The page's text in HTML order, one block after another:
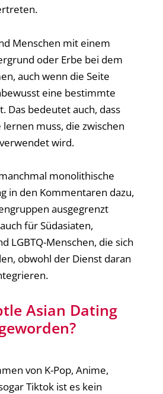
Menschen mit einem
oder Erbe bei dem
auch wenn die Seite
eine bestimmte
Das bedeutet auch, dass
lernen muss, die zwischen
wird.
monolithische
in den Kommentaren dazu,
ausgegrenzt
für Südasiaten,
LGBTQ-Menschen, die sich
obwohl der Dienst daran
Asian Dating
von K-Pop, Anime,
Tiktok ist es kein